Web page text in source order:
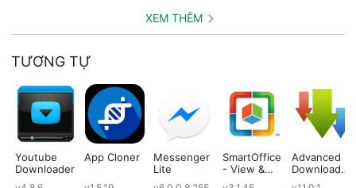
XEM THÊM
TƯƠNG TỰ
Youtube
Downloader
App Cloner
Messenger
Lite
SmartOffice
- View &
Advanced
Download